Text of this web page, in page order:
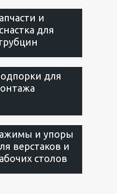
и
для
для
и упоры
верстаков и
столов